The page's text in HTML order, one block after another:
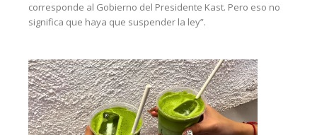
corresponde al Gobierno del Presidente Kast. Pero eso no
significa que haya que suspender la ley”.